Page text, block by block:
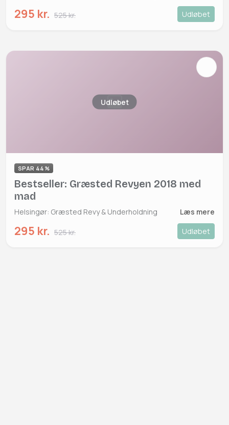
295 kr. 525 kr. Udløbet
Udløbet
SPAR 44%
Bestseller: Græsted Revyen 2018 med
mad
Helsingør: Græsted Revy & Underholdning Læs mere
295 kr. 525 kr. Udløbet